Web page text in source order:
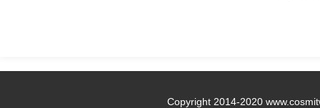
Copyright 2014-2020